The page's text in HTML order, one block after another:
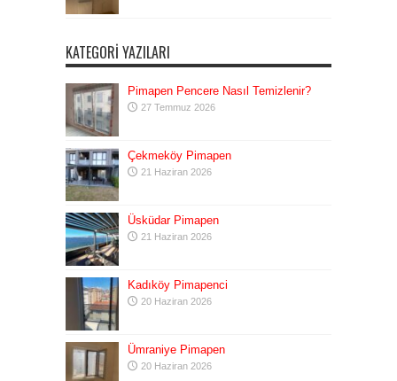
KATEGORI YAZILARI
Pimapen Pencere Nasıl Temizlenir?
27 Temmuz 2026
Çekmeköy Pimapen
21 Haziran 2026
Üsküdar Pimapen
21 Haziran 2026
Kadıköy Pimapenci
20 Haziran 2026
Ümraniye Pimapen
20 Haziran 2026